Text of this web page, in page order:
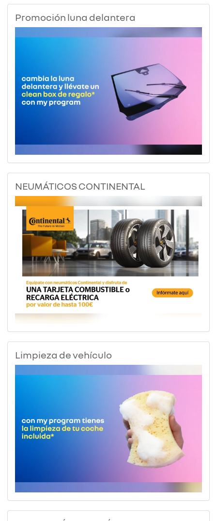
Promoción luna delantera
NEUMÁTICOS CONTINENTAL
Limpieza de vehículo